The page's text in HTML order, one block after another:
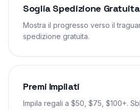
Soglia Spedizione Gratuita
Mostra il progresso verso il
spedizione gratuita.
Premi Impilati
Impila regali a $50, $75, $100+.